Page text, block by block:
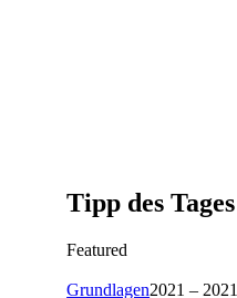
Tipp des Tages
Featured
Grundlagen2021 – 2021